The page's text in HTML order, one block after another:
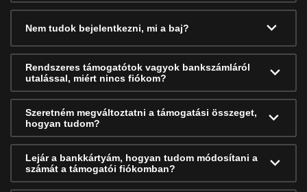
Nem tudok bejelentkezni, mi a baj?
Rendszeres támogatótok vagyok bankszámláról
utalással, miért nincs fiókom?
Szeretném megváltoztatni a támogatási összeget,
hogyan tudom?
Lejár a bankkártyám, hogyan tudom módosítani a
számát a támogatói fiókomban?